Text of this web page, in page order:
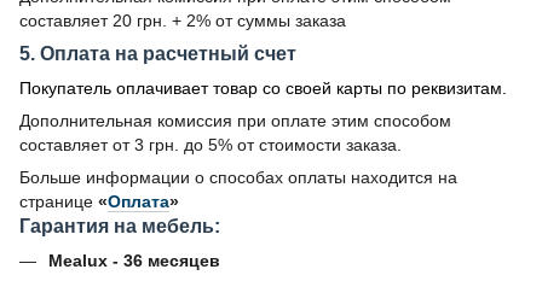
составляет 20 грн. + 2% от суммы заказа
5. Оплата на расчетный счет
Покупатель оплачивает товар со своей карты по реквизитам.
Дополнительная комиссия при оплате этим способом
составляет от 3 грн. до 5% от стоимости заказа.
Больше информации о способах оплаты находится на
странице «Оплата»
Гарантия на мебель:
Mealux - 36 месяцев